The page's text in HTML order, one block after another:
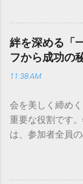
きできる？」と
通運は企業間物
向けの宅配サー
目的に合わせた
は、荷物の追跡
手順まで、初め
本全国に広範な
重量物や大型の
実績を誇ります
いう特徴があり
絆を深める「
フから成功の
11:38 AM
会を美しく締め
重要な役割です
は、参加者全員
「手拍子のリズ
ずです。この記